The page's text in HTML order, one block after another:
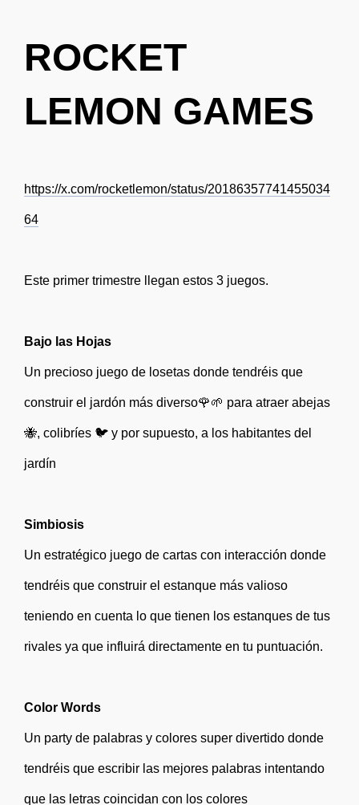
ROCKET
LEMON GAMES
https://x.com/rocketlemon/status/20186357741455034
64
Este primer trimestre llegan estos 3 juegos.
Bajo las Hojas
Un precioso juego de losetas donde tendréis que
construir el jardón más diverso🌹🌱 para atraer abejas
🐝, colibríes 🐦 y por supuesto, a los habitantes del
jardín
Simbiosis
Un estratégico juego de cartas con interacción donde
tendréis que construir el estanque más valioso
teniendo en cuenta lo que tienen los estanques de tus
rivales ya que influirá directamente en tu puntuación.
Color Words
Un party de palabras y colores super divertido donde
tendréis que escribir las mejores palabras intentando
que las letras coincidan con los colores